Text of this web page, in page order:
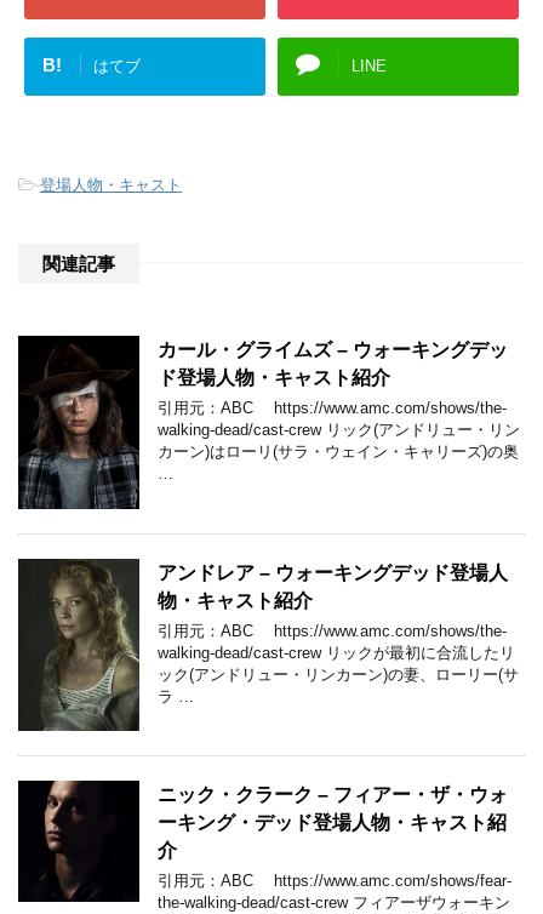
B! はてブ LINE
-登場人物・キャスト
関連記事
カール・グライムズ – ウォーキングデッ
ド登場人物・キャスト紹介
引用元：ABC https://www.amc.com/shows/the-
walking-dead/cast-crew リック(アンドリュー・リン
カーン)はローリ(サラ・ウェイン・キャリーズ)の奥
アンドレア – ウォーキングデッド登場人
物・キャスト紹介
引用元：ABC https://www.amc.com/shows/the-
walking-dead/cast-crew リックが最初に合流したリ
ック(アンドリュー・リンカーン)の妻、ローリー(サ
ラ …
ニック・クラーク – フィアー・ザ・ウォ
ーキング・デッド登場人物・キャスト紹
介
引用元：ABC https://www.amc.com/shows/fear-
the-walking-dead/cast-crew フィアーザウォーキン